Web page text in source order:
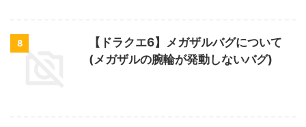
8
【ドラクエ6】メガザルバグについて
(メガザルの腕輪が発動しないバグ)